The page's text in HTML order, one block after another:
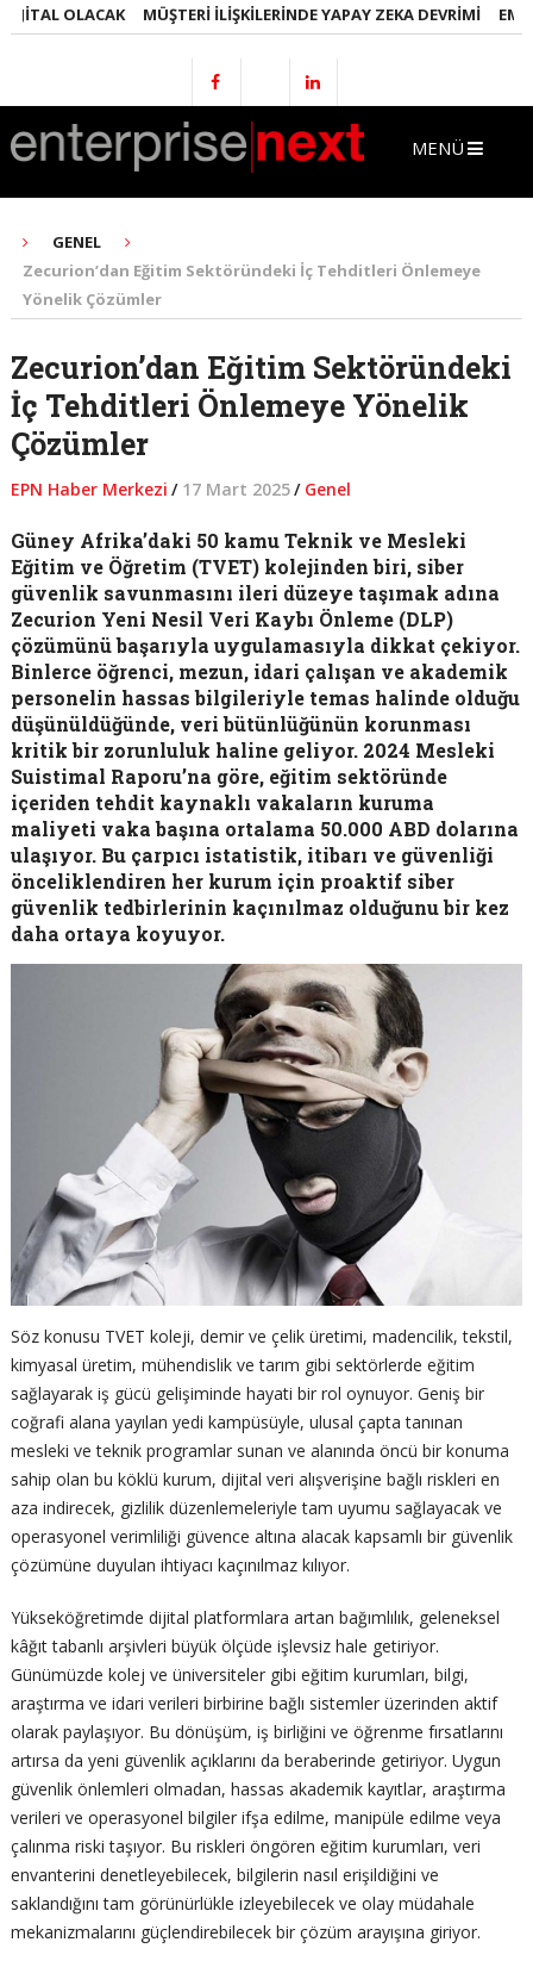
OLACAK MÜŞTERI İLIŞKILERINDE YAPAY ZEKA DEVRIMI
MENÜ
GENEL
Zecurion’dan Eğitim Sektöründeki İç Tehditleri Önlemeye
Yönelik Çözümler
Zecurion’dan Eğitim Sektöründeki
İç Tehditleri Önlemeye Yönelik
Çözümler
EPN Haber Merkezi / 17 Mart 2025/ Genel
Güney Afrika’daki 50 kamu Teknik ve Mesleki
Eğitim ve Öğretim (TVET) kolejinden biri, siber
güvenlik savunmasını ileri düzeye taşımak adına
Zecurion Yeni Nesil Veri Kaybı Önleme (DLP)
çözümünü başarıyla uygulamasıyla dikkat çekiyor.
Binlerce öğrenci, mezun, idari çalışan ve akademik
personelin hassas bilgileriyle temas halinde olduğu
düşünüldüğünde, veri bütünlüğünün korunması
kritik bir zorunluluk haline geliyor. 2024 Mesleki
Suistimal Raporu’na göre, eğitim sektöründe
içeriden tehdit kaynaklı vakaların kuruma
maliyeti vaka başına ortalama 50.000 ABD dolarına
ulaşıyor. Bu çarpıcı istatistik, itibarı ve güvenliği
önceliklendiren her kurum için proaktif siber
güvenlik tedbirlerinin kaçınılmaz olduğunu bir kez
daha ortaya koyuyor.
Söz konusu TVET koleji, demir ve çelik üretimi, madencilik, tekstil,
kimyasal üretim, mühendislik ve tarım gibi sektörlerde eğitim
sağlayarak iş gücü gelişiminde hayati bir rol oynuyor. Geniş bir
coğrafi alana yayılan yedi kampüsüyle, ulusal çapta tanınan
mesleki ve teknik programlar sunan ve alanında öncü bir konuma
sahip olan bu köklü kurum, dijital veri alışverişine bağlı riskleri en
aza indirecek, gizlilik düzenlemeleriyle tam uyumu sağlayacak ve
operasyonel verimliliği güvence altına alacak kapsamlı bir güvenlik
çözümüne duyulan ihtiyacı kaçınılmaz kılıyor.
Yükseköğretimde dijital platformlara artan bağımlılık, geleneksel
kâğıt tabanlı arşivleri büyük ölçüde işlevsiz hale getiriyor.
Günümüzde kolej ve üniversiteler gibi eğitim kurumları, bilgi,
araştırma ve idari verileri birbirine bağlı sistemler üzerinden aktif
olarak paylaşıyor. Bu dönüşüm, iş birliğini ve öğrenme fırsatlarını
artırsa da yeni güvenlik açıklarını da beraberinde getiriyor. Uygun
güvenlik önlemleri olmadan, hassas akademik kayıtlar, araştırma
verileri ve operasyonel bilgiler ifşa edilme, manipüle edilme veya
çalınma riski taşıyor. Bu riskleri öngören eğitim kurumları, veri
envanterini denetleyebilecek, bilgilerin nasıl erişildiğini ve
saklandığını tam görünürlükle izleyebilecek ve olay müdahale
mekanizmalarını güçlendirebilecek bir çözüm arayışına giriyor.